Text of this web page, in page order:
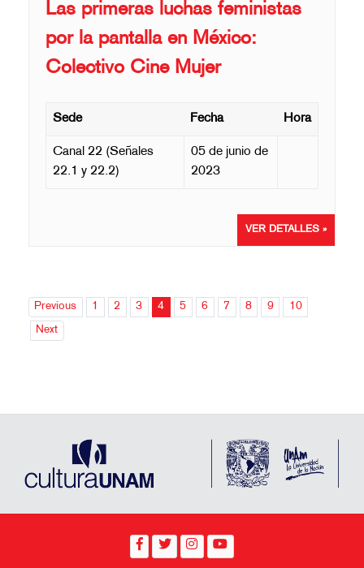
Las primeras luchas feministas
por la pantalla en México:
Colectivo Cine Mujer
Sede Fecha Hora
Canal 22 (Señales
22.1 y 22.2)
05 de junio de
2023
VER DETALLES »
Previous 1 2 3 4 5 6 7 8 9 10
Next